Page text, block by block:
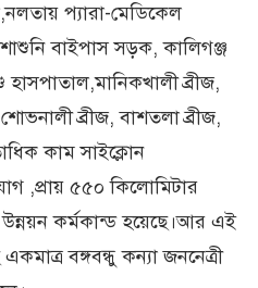
প্যারা-মেডিকেল
বাইপাসসড়ক, কালিগঞ্জ
ব্রীজ,
ব্রীজ, বাশতলা ব্রীজ,
কাম সাইক্লোন
,প্রায় ৫৫০ কিলোমিটার
কর্মকান্ড হয়েছে।আর এই
বঙ্গবন্ধু কন্যা জননেত্রী